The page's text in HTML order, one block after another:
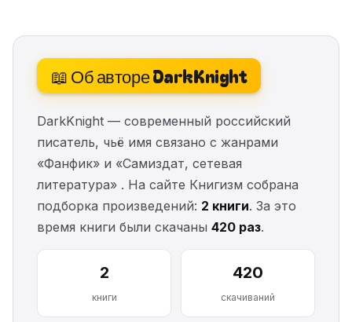
📖 Об авторе DarkKnight
DarkKnight — современный российский
писатель, чьё имя связано с жанрами
«Фанфик» и «Самиздат, сетевая
литература» . На сайте Книгизм собрана
подборка произведений: 2 книги. За это
время книги были скачаны 420 раз.
2
книги
420
скачиваний